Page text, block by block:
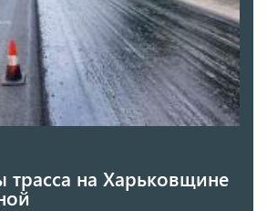
трасса на Харьковщине